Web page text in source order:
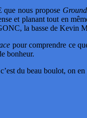
nous propose
et planant tout en
la basse de Kevin
pour comprendre ce
bonheur.
du beau boulot, on en